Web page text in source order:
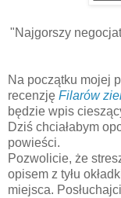
"Najgorszy
Na początku mojej
recenzję Filarów
będzie wpis
Dziś chciałabym
powieści.
Pozwolicie, że
opisem z tyłu
miejsca.